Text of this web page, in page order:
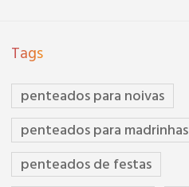
Tags
penteados para noivas
penteados para madrinhas
penteados de festas